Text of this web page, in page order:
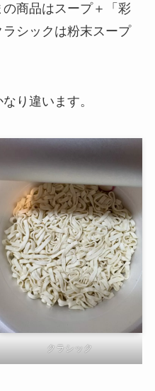
商品はスープ＋「彩
シックは粉末スープ
り違います。
クラシック